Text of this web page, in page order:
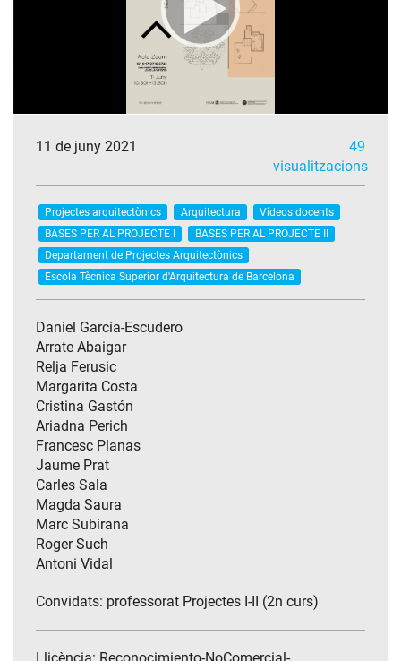
11 de juny 2021
49
visualitzacions
Projectes arquitectònics Arquitectura
Vídeos docents
BASES PER AL PROJECTE I
BASES PER AL PROJECTE II
Departament de Projectes Arquitectònics
Escola Tècnica Superior d'Arquitectura de Barcelona
Daniel García-Escudero
Arrate Abaigar
Relja Ferusic
Margarita Costa
Cristina Gastón
Ariadna Perich
Francesc Planas
Jaume Prat
Carles Sala
Magda Saura
Marc Subirana
Roger Such
Antoni Vidal
Convidats: professorat Projectes I-II (2n curs)